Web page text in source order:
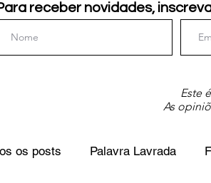
receber novidades,
Este
As
os posts Palavra Lavrada